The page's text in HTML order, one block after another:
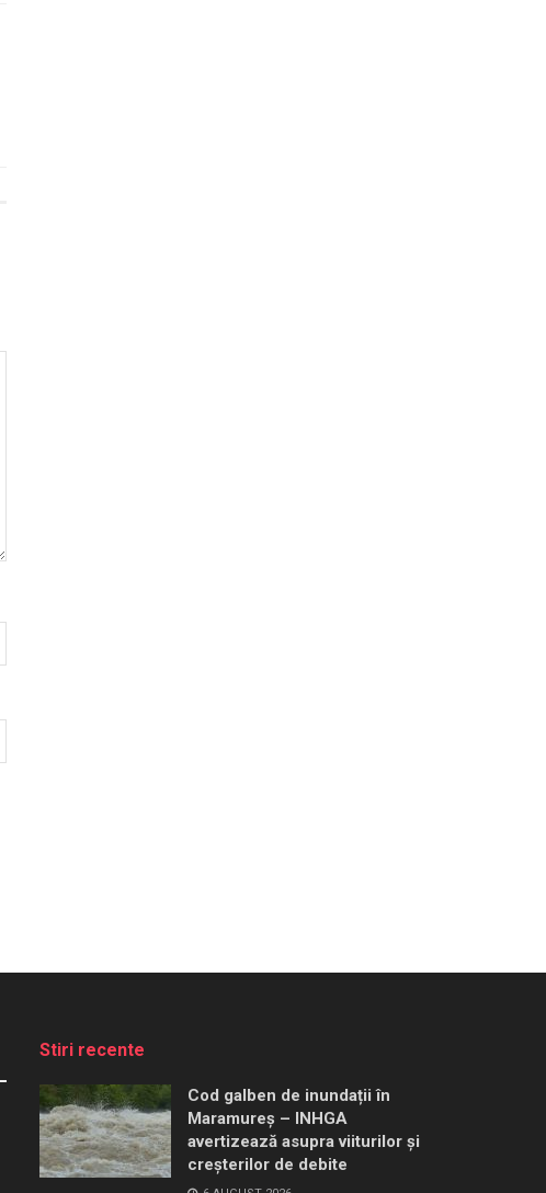
Stiri recente
Cod galben de inundații în
Maramureș – INHGA
avertizează asupra viiturilor și
creșterilor de debite